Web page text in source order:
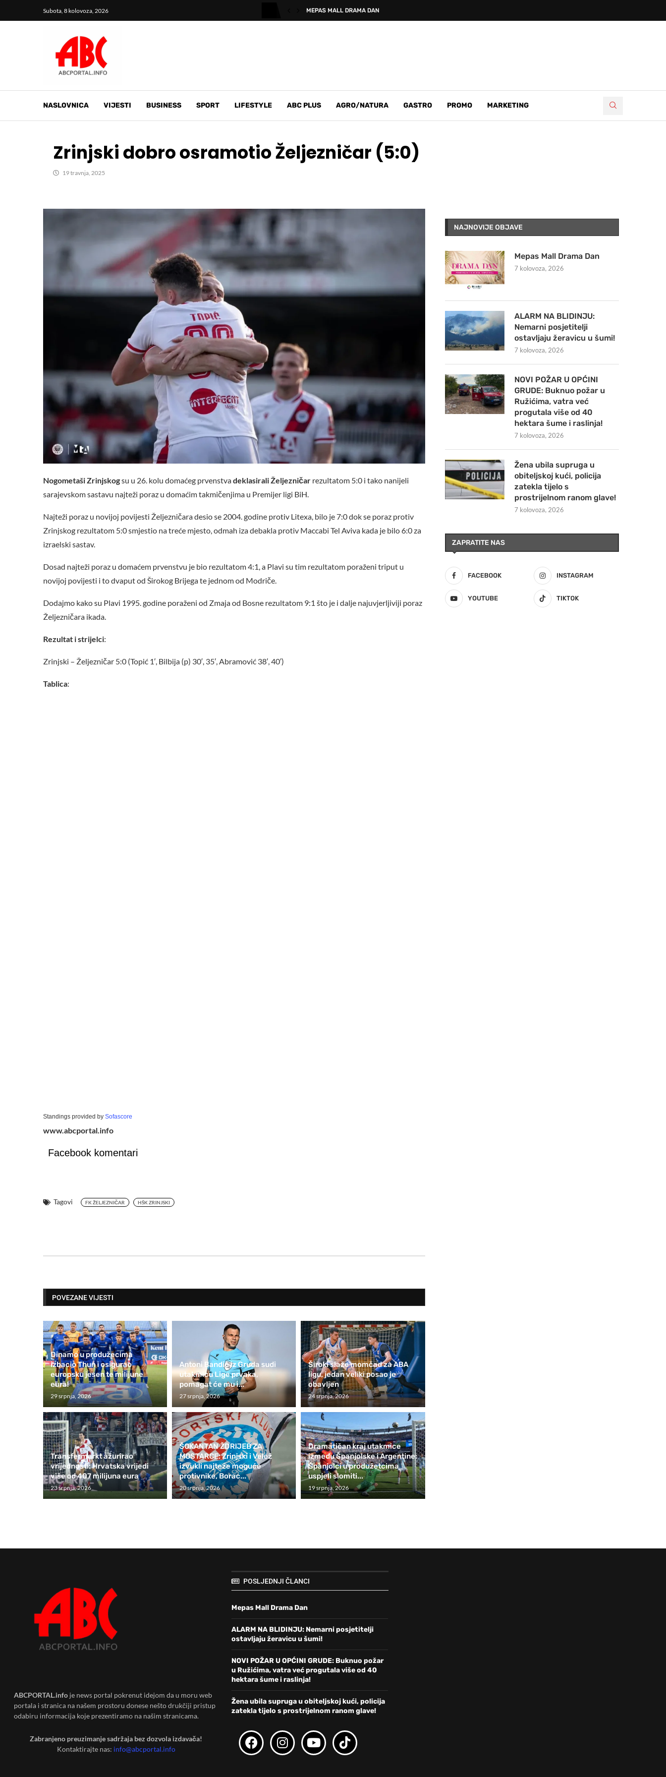
Subota, 8 kolovoza, 2026 MEPAS MALL DRAMA DAN
NASLOVNICA VIJESTI BUSINESS SPORT LIFESTYLE ABC PLUS AGRO/NATURA GASTRO PROMO MARKETING
Zrinjski dobro osramotio Željezničar (5:0)
19 travnja, 2025
Nogometaši Zrinjskogsu u 26. kolu domaćeg prvenstvadeklasirali Željezničar rezultatom 5:0 i tako nanijeli
sarajevskom sastavu najteži poraz u domaćim takmičenjima u Premijer ligi BiH.
Najteži poraz u novijoj povijesti Željezničara desio se 2004. godine protiv Litexa, bilo je 7:0 dok se poraz protiv
Zrinjskog rezultatom 5:0 smjestio na treće mjesto, odmah iza debakla protiv Maccabi Tel Aviva kada je bilo 6:0 za
izraelski sastav.
Dosad najteži poraz u domaćem prvenstvu je bio rezultatom 4:1, a Plavi su tim rezultatom poraženi triput u
novijoj povijesti i to dvaput od Širokog Brijega te jednom od Modriče.
Dodajmo kako su Plavi 1995. godine poraženi od Zmaja od Bosne rezultatom 9:1 što je i dalje najuvjerljiviji poraz
Željezničara ikada.
Rezultat i strijelci:
Zrinjski – Željezničar 5:0 (Topić 1′, Bilbija (p) 30′, 35′, Abramović 38′, 40′)
Tablica:
Standings provided by Sofascore
www.abcportal.info
Facebook komentari
Tagovi FK ŽELJEZNIČAR HŠK ZRINJSKI
POVEZANE VIJESTI
Dinamo u produžecima
izbacio Thun i osigurao
europsku jesen te milijune
eura!
29 srpnja, 2026
Antoni Bandić iz Gruda sudi
utakmicu Lige prvaka,
pomagat će mu i...
27 srpnja, 2026
Široki slaže momčad za ABA
ligu, jedan veliki posao je
obavljen
24 srpnja, 2026
Transfermarkt ažurirao
vrijednosti: Hrvatska vrijedi
više od 407 milijuna eura
23 srpnja, 2026
ŠOKANTAN ŽDRIJEB ZA
MOSTARCE: Zrinjski i Velež
izvukli najteže moguće
protivnike, Borac...
20 srpnja, 2026
Dramatičan kraj utakmice
između Španjolske i Argentine:
Španjolci u produžetcima
uspjeli slomiti...
19 srpnja, 2026
NAJNOVIJE OBJAVE
Mepas Mall Drama Dan
7 kolovoza, 2026
ALARM NA BLIDINJU:
Nemarni posjetitelji
ostavljaju žeravicu u šumi!
7 kolovoza, 2026
NOVI POŽAR U OPĆINI
GRUDE: Buknuo požar u
Ružićima, vatra već
progutala više od 40
hektara šume i raslinja!
7 kolovoza, 2026
Žena ubila supruga u
obiteljskoj kući, policija
zatekla tijelo s
prostrijelnom ranom glave!
7 kolovoza, 2026
ZAPRATITE NAS
FACEBOOK INSTAGRAM
YOUTUBE TIKTOK
ABCPORTAL.info je news portal pokrenut idejom da u moru web
portala i stranica na našem prostoru donese nešto drukčiji pristup
odabiru informacija koje prezentiramo na našim stranicama.
Zabranjeno preuzimanje sadržaja bez dozvola izdavača!
Kontaktirajte nas: info@abcportal.info
POSLJEDNJI ČLANCI
Mepas Mall Drama Dan
ALARM NA BLIDINJU: Nemarni posjetitelji
ostavljaju žeravicu u šumi!
NOVI POŽAR U OPĆINI GRUDE: Buknuo požar
u Ružićima, vatra već progutala više od 40
hektara šume i raslinja!
Žena ubila supruga u obiteljskoj kući, policija
zatekla tijelo s prostrijelnom ranom glave!